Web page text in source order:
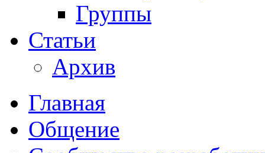
Группы
Статьи
Архив
Главная
Общение